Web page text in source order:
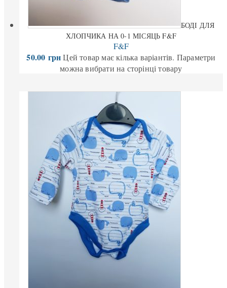
БОДІ ДЛЯ
ХЛОПЧИКА НА 0-1 МІСЯЦЬ F&F
F&F
50.00 грн Цей товар має кілька варіантів. Параметри
можна вибрати на сторінці товару